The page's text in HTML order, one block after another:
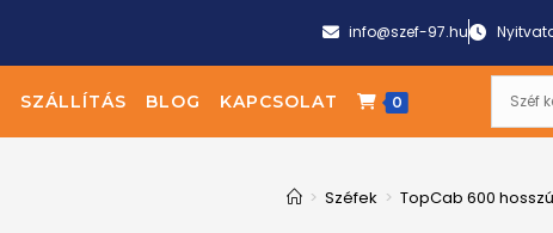
info@szef-97.hu
SZÁLLÍTÁS BLOG KAPCSOLAT 0
> Széfek > TopCab 600